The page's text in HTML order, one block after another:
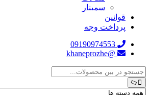
سمینار
قوانین
پرداخت وجه
09190974553
@khaneprozhe